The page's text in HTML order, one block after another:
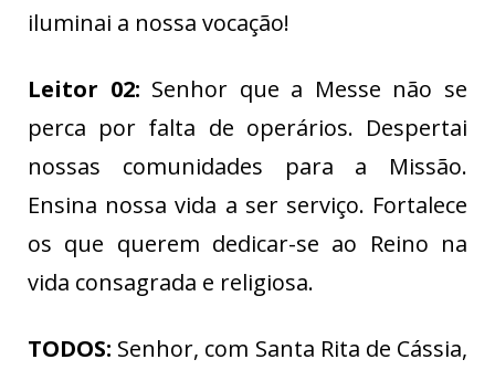
iluminai a nossa vocação!
Leitor 02: Senhor que a Messe não se
perca por falta de operários. Despertai
nossas comunidades para a Missão.
Ensina nossa vida a ser serviço. Fortalece
os que querem dedicar-se ao Reino na
vida consagrada e religiosa.
TODOS: Senhor, com Santa Rita de Cássia,